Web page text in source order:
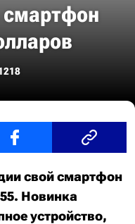
смартфон
свой смартфон
Новинка
устройство,